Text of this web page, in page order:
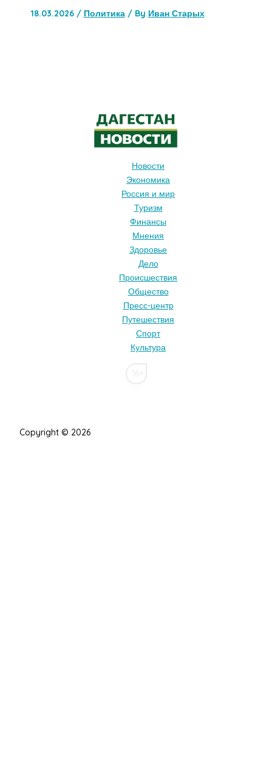
18.03.2026 / Политика/ By Иван Старых
Новости
Экономика
Россия и мир
Туризм
Финансы
Мнения
Здоровье
Дело
Происшествия
Общество
Пресс-центр
Путешествия
Спорт
Культура
Copyright © 2026